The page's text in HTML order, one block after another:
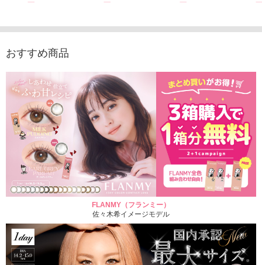
おすすめ商品
FLANMY（フランミー）
佐々木希イメージモデル